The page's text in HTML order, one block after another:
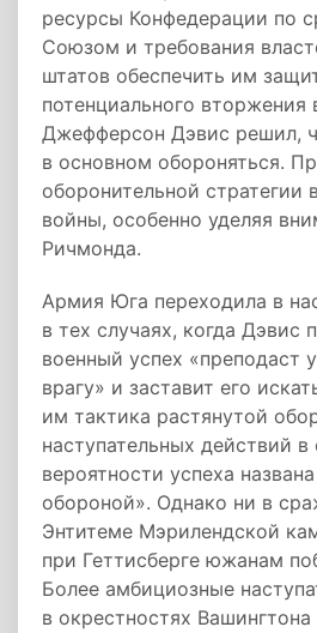
ресурсы Конфедерации по
Союзом и требования
штатов обеспечить им
потенциального вторжения
Джефферсон Дэвис решил,
в основном обороняться.
оборонительной стратегии
войны, особенно уделяя
Ричмонда.
Армия Юга переходила в
в тех случаях, когда Дэвис
военный успех «преподаст
врагу» и заставит его
им тактика растянутой
наступательных действий
вероятности успеха
обороной». Однако ни в
Энтитеме Мэрилендской
при Геттисберге южанам
Более амбициозные
в окрестностях